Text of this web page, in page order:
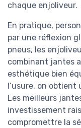
chaque enjoliveur.
En pratique,
par une réflexion
pneus, les
combinant jantes
esthétique bien
l’usure, on
Les meilleurs
investissement
compromettre la